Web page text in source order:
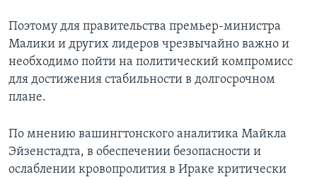
Поэтому для правительства премьер-министра
Малики и других лидеров чрезвычайно важно и
необходимо пойти на политический компромисс
для достижения стабильности в долгосрочном
плане.
По мнению вашингтонского аналитика Майкла
Эйзенстадта, в обеспечении безопасности и
ослаблении кровопролития в Ираке критически